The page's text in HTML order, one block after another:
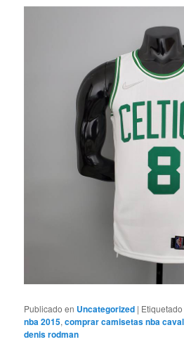
Publicado en Uncategorized | Etiquetado
nba 2015,comprar camisetas nba
denis rodman